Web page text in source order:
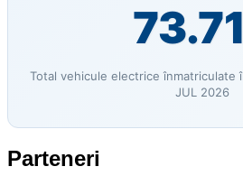
Total vehicule electrice înmatriculate
JUL 2026
Parteneri